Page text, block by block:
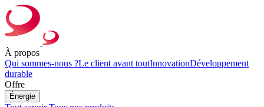
À propos
Qui sommes-nous ?Le client avant toutInnovationDéveloppement
durable
Offre
Énergie